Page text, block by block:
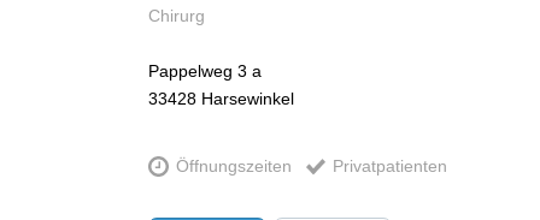
Chirurg
Pappelweg 3 a
33428 Harsewinkel
Öffnungszeiten Privatpatienten